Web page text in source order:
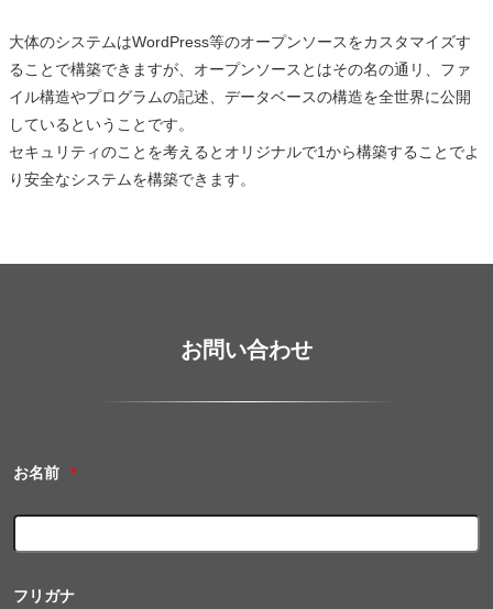
大体のシステムはWordPress等のオープンソースをカスタマイズす
ることで構築できますが、オープンソースとはその名の通リ、ファ
イル構造やプログラムの記述、データベースの構造を全世界に公開
しているということです。
セキュリティのことを考えるとオリジナルで1から構築することでよ
り安全なシステムを構築できます。
お問い合わせ
お名前 *
フリガナ